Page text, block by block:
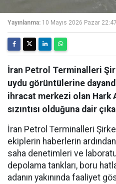
Yayınlanma: 10 Mayıs 2026 Pazar 22:47
İran Petrol Terminalleri
uydu görüntülerine
ihracat merkezi olan Hark
sızıntısı olduğuna dair
İran Petrol Terminalleri
ekiplerin haberlerin
saha denetimleri ve
depolama tankları, boru
adanın yakınında faaliyet